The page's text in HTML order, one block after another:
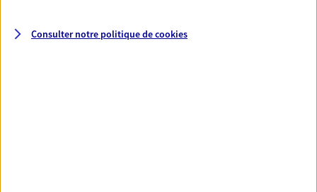
Prévoyance
Consulter notre politique decookies